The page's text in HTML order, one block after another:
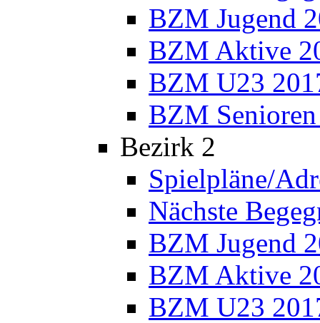
BZM Jugend
BZM Aktive
BZM U23
BZM
Bezirk 2
Spielpläne/
Nächste
BZM Jugend
BZM Aktive
BZM U23